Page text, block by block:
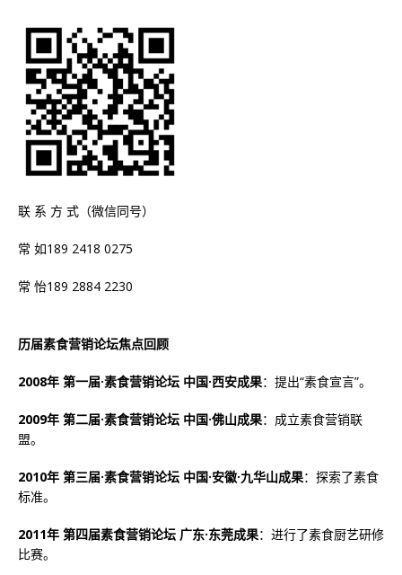
联 系 方 式（微信同号）
常 如189 2418 0275
常 怡189 2884 2230
历届素食营销论坛焦点回顾
2008年 第一届·素食营销论坛 中国·西安成果：提出“素食宣言”。
2009年 第二届·素食营销论坛 中国·佛山成果：成立素食营销联
盟。
2010年 第三届·素食营销论坛 中国·安徽·九华山成果：探索了素食
标准。
2011年 第四届素食营销论坛 广东·东莞成果：进行了素食厨艺研修
比赛。